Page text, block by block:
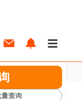
量查询